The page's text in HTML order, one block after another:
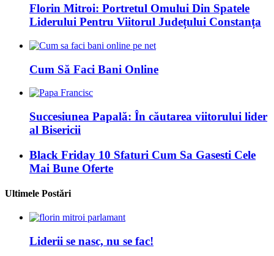
Florin Mitroi: Portretul Omului Din Spatele
Liderului Pentru Viitorul Județului Constanța
Cum Să Faci Bani Online
Succesiunea Papală: În căutarea viitorului lider
al Bisericii
Black Friday 10 Sfaturi Cum Sa Gasesti Cele
Mai Bune Oferte
Ultimele Postări
Liderii se nasc, nu se fac!